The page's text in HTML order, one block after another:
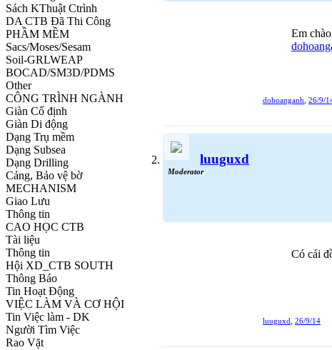
Sách KThuật Ctrình
DA CTB Đã Thi Công
PHẦM MỀM
Sacs/Moses/Sesam
Soil-GRLWEAP
BOCAD/SM3D/PDMS
Other
CÔNG TRÌNH NGÀNH
Giàn Cố định
Giàn Di động
Dạng Trụ mềm
Dạng Subsea
Dạng Drilling
Cảng, Bảo vệ bờ
MECHANISM
Giao Lưu
Thông tin
CAO HỌC CTB
Tài liệu
Thông tin
Hội XD_CTB SOUTH
Thông Báo
Tin Hoạt Động
VIỆC LÀM VÀ CƠ HỘI
Tin Việc làm - DK
Người Tìm Việc
Rao Vặt
Em
dohoanganh 26/9/
luuguxd
Moderator
Có cái
luuguxd 26/9/14